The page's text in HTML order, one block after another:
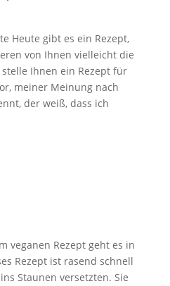
Heute gibt es ein Rezept,
von Ihnen vielleicht die
Ihnen ein Rezept für
meiner Meinung nach
der weiß, dass ich
veganen Rezept geht es in
Rezept ist rasend schnell
Staunen versetzten. Sie